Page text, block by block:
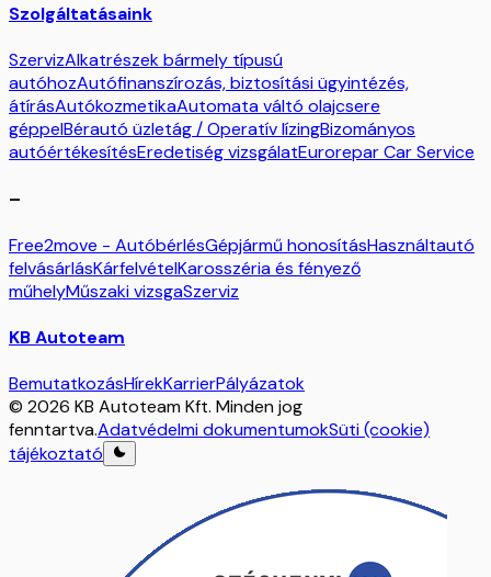
Szolgáltatásaink
SzervizAlkatrészek bármely típusú
autóhozAutófinanszírozás, biztosítási ügyintézés,
átírásAutókozmetikaAutomata váltó olajcsere
géppelBérautó üzletág / Operatív lízingBizományos
autóértékesítésEredetiség vizsgálatEurorepar Car Service
–
Free2move - AutóbérlésGépjármű honosításHasználtautó
felvásárlásKárfelvételKarosszéria és fényező
műhelyMűszaki vizsgaSzerviz
KB Autoteam
BemutatkozásHírekKarrierPályázatok
© 2026 KB Autoteam Kft. Minden jog
fenntartva.Adatvédelmi dokumentumokSüti (cookie)
tájékoztató